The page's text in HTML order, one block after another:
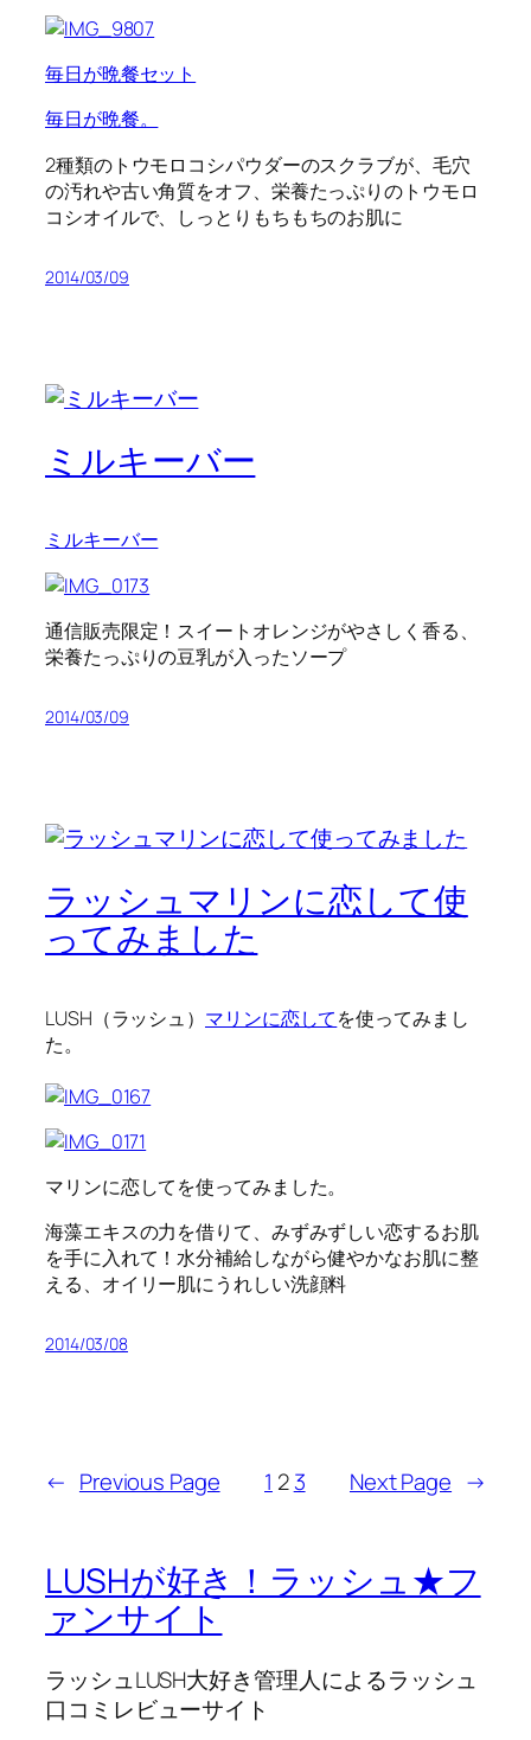
毎日が晩餐セット
毎日が晩餐。
2種類のトウモロコシパウダーのスクラブが、毛穴
の汚れや古い角質をオフ、栄養たっぷりのトウモロ
コシオイルで、しっとりもちもちのお肌に
2014/03/09
ミルキーバー
ミルキーバー
通信販売限定！スイートオレンジがやさしく香る、
栄養たっぷりの豆乳が入ったソープ
2014/03/09
ラッシュマリンに恋して使
ってみました
LUSH（ラッシュ） マリンに恋してを使ってみまし
た。
マリンに恋してを使ってみました。
海藻エキスの力を借りて、みずみずしい恋するお肌
を手に入れて！水分補給しながら健やかなお肌に整
える、オイリー肌にうれしい洗顔料
2014/03/08
← Previous Page 1 2 3 Next Page →
LUSHが好き！ラッシュ★フ
ァンサイト
ラッシュLUSH大好き管理人によるラッシュ
口コミレビューサイト